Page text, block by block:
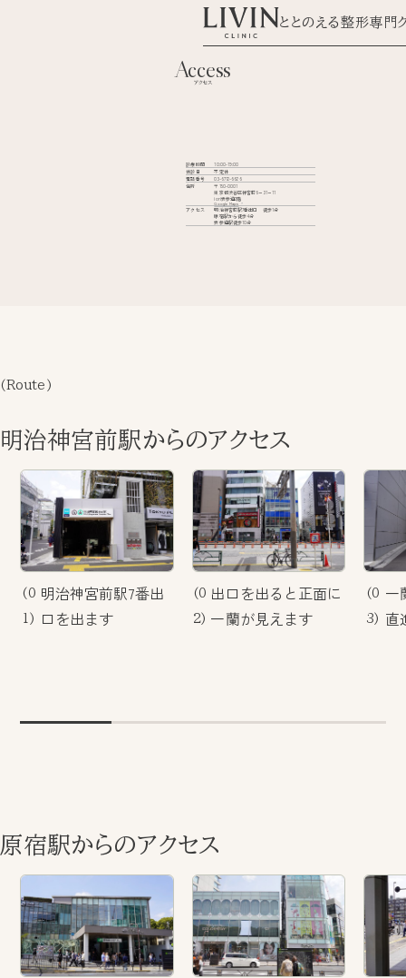
ととのえる整形専門
Access
アクセス
診療時間
10:00-19:00
休診日
不定休
電話番号
03-6712-6626
住所
〒150-0001
東京都渋谷区神宮前6−31−11
iori表参道2階
Google Maps
アクセス
明治神宮前駅7番出口 徒歩1分
原宿駅から徒歩4分
表参道駅徒歩10分
(Route)
明治神宮前駅からのアクセス
(0
1)
明治神宮前駅7番出
口を出ます
(0
2)
出口を出ると正面に
一蘭が見えます
(0
3)
一
直
原宿駅からのアクセス